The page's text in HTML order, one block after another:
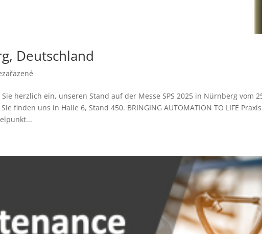
Deutschland
herzlich ein, unseren Stand auf der Messe SPS 2025 in Nürnberg vom
finden uns in Halle 6, Stand 450. BRINGING AUTOMATION TO LIFE